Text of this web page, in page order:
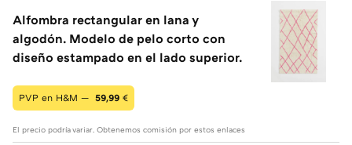
Alfombra rectangular en lana y
algodón. Modelo de pelo corto con
diseño estampado en el lado superior.
PVP en H&M — 59,99 €
El precio podría variar. Obtenemos comisión por estos enlaces